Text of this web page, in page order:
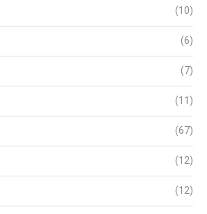
(10)
(6)
(7)
(11)
(67)
(12)
(12)